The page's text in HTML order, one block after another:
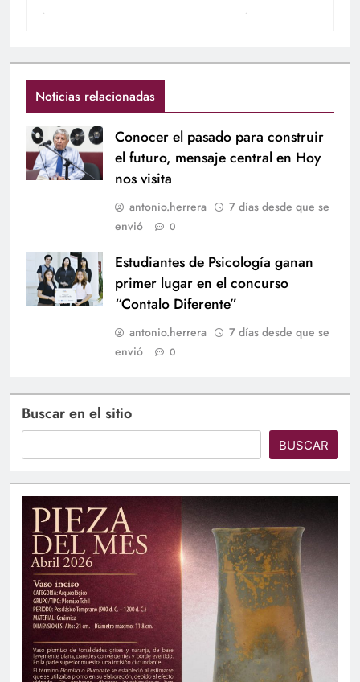
Noticias relacionadas
Conocer el pasado para construir
el futuro, mensaje central en Hoy
nos visita
antonio.herrera
7 días desde que se
envió
0
Estudiantes de Psicología ganan
primer lugar en el concurso
“Contalo Diferente”
antonio.herrera
7 días desde que se
envió
0
Buscar en el sitio
BUSCAR